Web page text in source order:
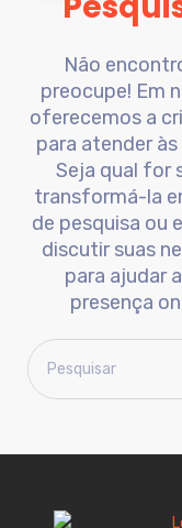
Não
preocupe! Em
oferecemos a
para atender
Seja qual for
transformá-la
de pesquisa ou
discutir suas
para ajudar
presença